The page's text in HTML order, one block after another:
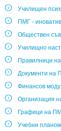
Училищен
ПМГ -
Обществен
Училищно
Правилници
Документи на
Финансов
Организация
Графици на
Учебни